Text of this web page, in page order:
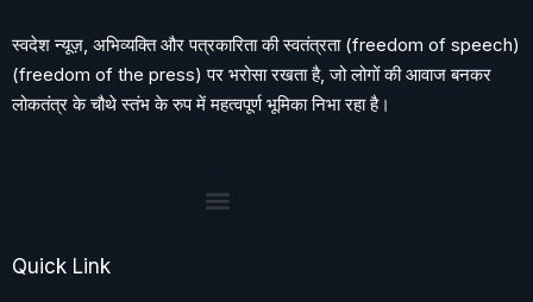
स्वदेश न्यूज़, अभिव्यक्ति और पत्रकारिता की स्वतंत्रता (freedom of speech)
(freedom of the press) पर भरोसा रखता है, जो लोगों की आवाज बनकर
लोकतंत्र के चौथे स्तंभ के रुप में महत्वपूर्ण भूमिका निभा रहा है।
Quick Link